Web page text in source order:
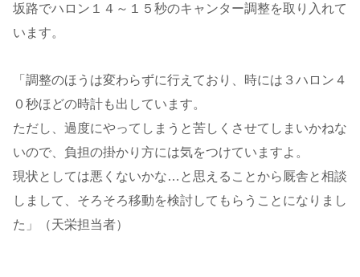
坂路でハロン１４～１５秒のキャンター調整を取り入れて
います。
「調整のほうは変わらずに行えており、時には３ハロン４
０秒ほどの時計も出しています。
ただし、過度にやってしまうと苦しくさせてしまいかねな
いので、負担の掛かり方には気をつけていますよ。
現状としては悪くないかな…と思えることから厩舎と相談
しまして、そろそろ移動を検討してもらうことになりまし
た」（天栄担当者）